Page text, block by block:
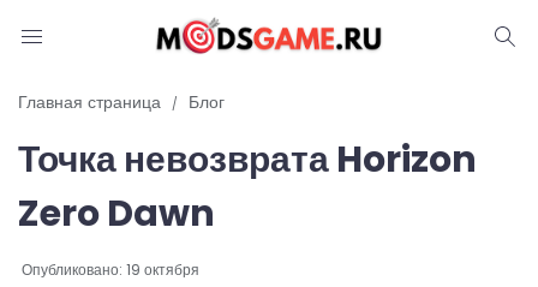
Блог
Читы и коды
Промокоды
Ошибки
Главная страница Блог
Точка невозврата Horizon
Zero Dawn
Опубликовано: 19 октября